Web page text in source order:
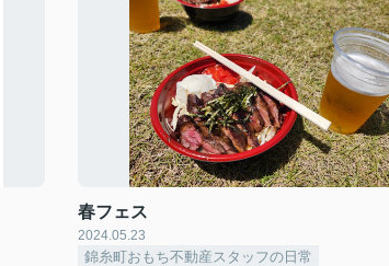
春フェス
2024.05.23
錦糸町おもち不動産スタッフの日常